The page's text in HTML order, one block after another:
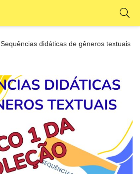
Sequências didáticas de gêneros textuais